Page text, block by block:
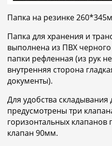
Папка на резинке
Папка для хранения и
выполнена из ПВХ
папки рефленная (из рук
внутренняя сторона
документы).
Для удобства складывания
предусмотрены три
горизонтальных
клапан 90мм.